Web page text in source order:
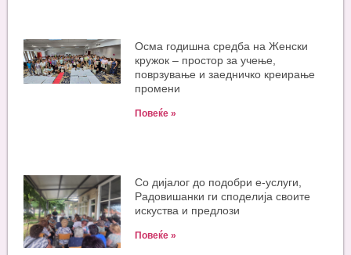
Oсма годишна средба на Женски
кружок – простор за учење,
поврзување и заедничко креирање
промени
Повеќе »
Со дијалог до подобри е-услуги,
Радовишанки ги споделија своите
искуства и предлози
Повеќе »